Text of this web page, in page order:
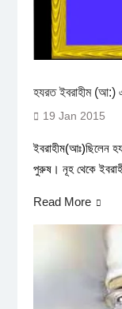
হযরত ইবরাহীম (আ:)
19 Jan 2015
ইবরাহীম(আঃ)ছিলেন
পুরুষ। নূহ থেকে
Read More